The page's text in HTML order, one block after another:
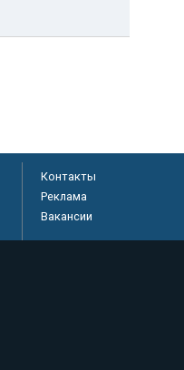
Контакты
Реклама
Вакансии